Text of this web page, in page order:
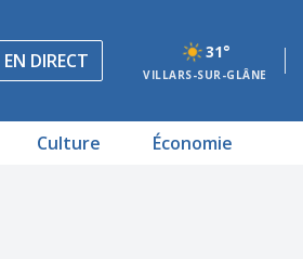
EN DIRECT 31°
VILLARS-SUR-GLÂNE
Culture Économie